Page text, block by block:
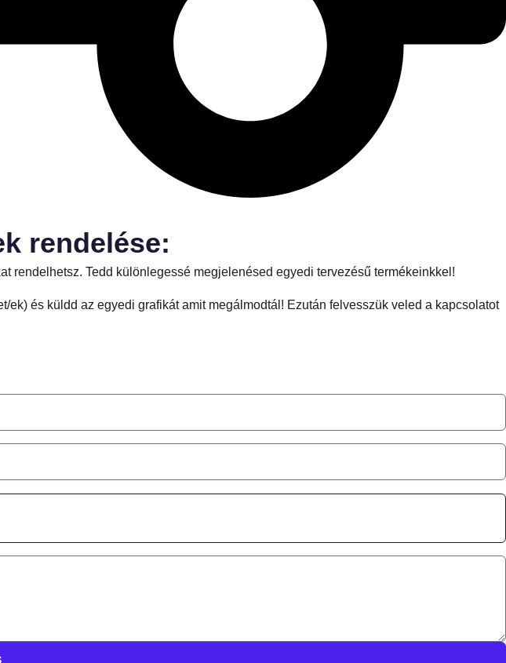
rendelése:
rendelhetsz. Tedd különlegessé megjelenésed egyedi tervezésű termékeinkkel!
és küldd az egyedi grafikát amit megálmodtál! Ezután felvesszük veled a kapcsolatot